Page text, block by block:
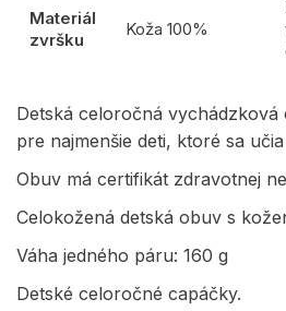
Materiál
zvršku
Koža 100%
Detská celoročná
pre najmenšie deti, ktoré sa
Obuv má certifikát zdravotnej
Celokožená detská obuv s
Váha jedného páru: 160 g
Detské celoročné capáčky.